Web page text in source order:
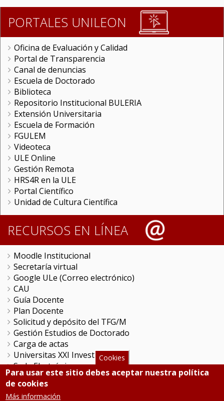
PORTALES UNILEON
Oficina de Evaluación y Calidad
Portal de Transparencia
Canal de denuncias
Escuela de Doctorado
Biblioteca
Repositorio Institucional BULERIA
Extensión Universitaria
Escuela de Formación
FGULEM
Videoteca
ULE Online
Gestión Remota
HRS4R en la ULE
Portal Científico
Unidad de Cultura Científica
RECURSOS EN LÍNEA
Moodle Institucional
Secretaría virtual
Google ULe (Correo electrónico)
CAU
Guía Docente
Plan Docente
Solicitud y depósito del TFG/M
Gestión Estudios de Doctorado
Carga de actas
Universitas XXI Investigación
Sede Electrónica
Tramitador unileon
Perfil del Contratante
Cookies
Para usar este sitio debes aceptar nuestra política
de cookies
Más información